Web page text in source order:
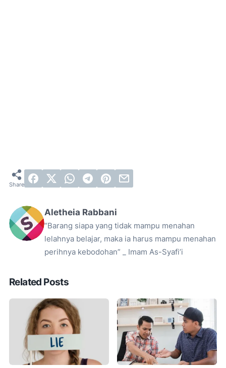
Aletheia Rabbani
“Barang siapa yang tidak mampu menahan
lelahnya belajar, maka ia harus mampu menahan
perihnya kebodohan” _ Imam As-Syafi’i
Related Posts